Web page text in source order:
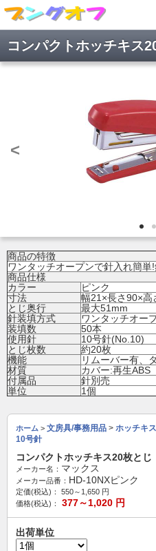
<
商品の特徴
ワンタッチオープンで針入れ簡単
商品仕様
カラー
ピンク
寸法
幅21×長さ90×高
とじ奥行
最大51mm
針装填方式
ワンタッチオー
装填数
50本
使用針
10号針(No.10)
とじ枚数
約20枚
機能
リムーバー有、
材質
カバー:再生ABS
付属品
針別売
単位
1個
ホーム > 文房具/事務用品 > ホッチキ
10号針
コンパクトホッチキス20枚と
メーカー名： マックス
メーカー品番： HD-10NXピンク
定価(税込)： 550～1,650 円
価格(税込)：
377～1,020 円
出荷単位
処理時間: 0.020秒